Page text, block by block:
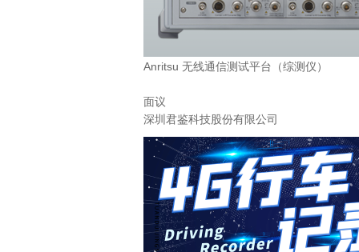
Anritsu 无线通信测试平台（综测仪）
面议
深圳君鉴科技股份有限公司